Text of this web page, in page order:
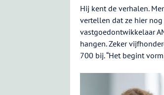
Hij kent de verhalen.
vertellen dat ze hier
vastgoedontwikkelaar
hangen. Zeker
700 bij. “Het begint